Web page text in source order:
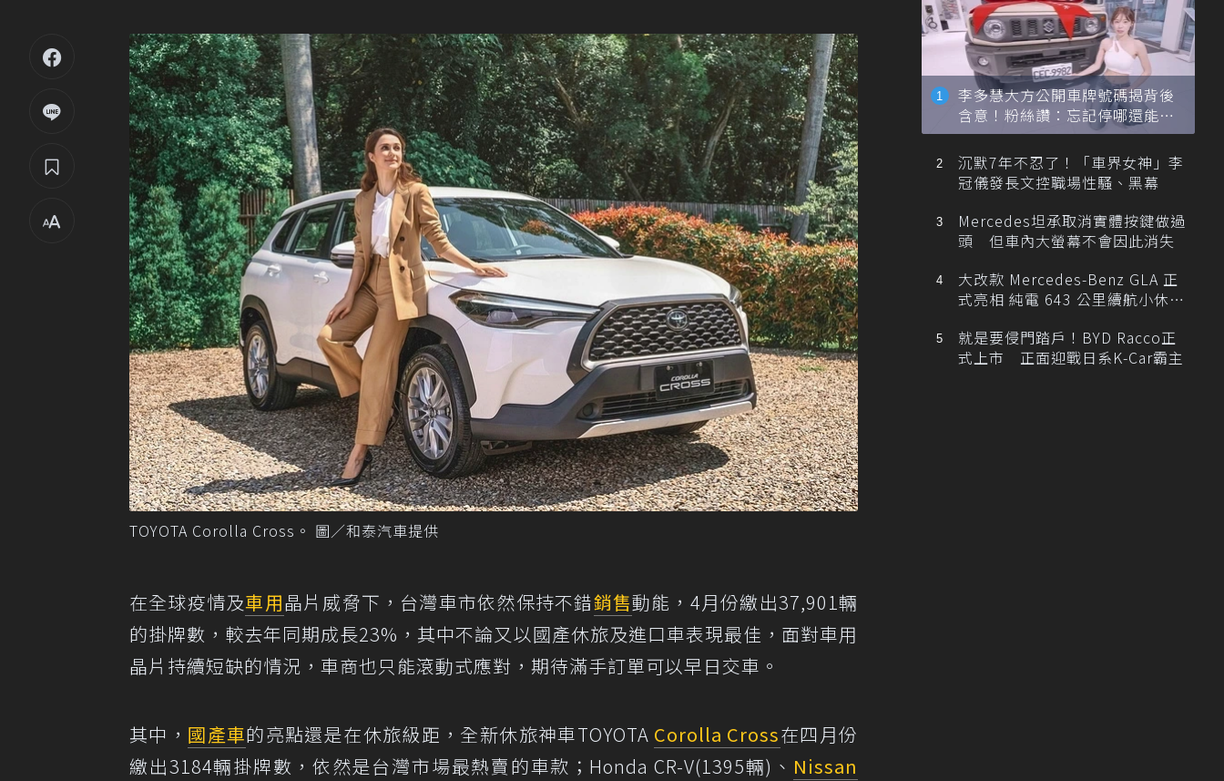
TOYOTA Corolla Cross。 圖／和泰汽車提供
在全球疫情及車用晶片威脅下，台灣車市依然保持不錯銷售動能，4月份繳出37,901輛
的掛牌數，較去年同期成長23%，其中不論又以國產休旅及進口車表現最佳，面對車用
晶片持續短缺的情況，車商也只能滾動式應對，期待滿手訂單可以早日交車。
其中， 國產車的亮點還是在休旅級距，全新休旅神車TOYOTA Corolla Cross在四月份
繳出3184輛掛牌數，依然是台灣市場最熱賣的車款；Honda CR-V(1395輛)、 Nissan
李多慧大方公開車牌號碼揭背後
含意！粉絲讚：忘記停哪還能幫
忙找車
沉默7年不忍了！「車界女神」李
冠儀發長文控職場性騷、黑幕
Mercedes坦承取消實體按鍵做過
頭 但車內大螢幕不會因此消失
大改款 Mercedes-Benz GLA 正
式亮相 純電 643 公里續航小休
就是要侵門踏戶！BYD Racco正
式上市 正面迎戰日系K-Car霸主